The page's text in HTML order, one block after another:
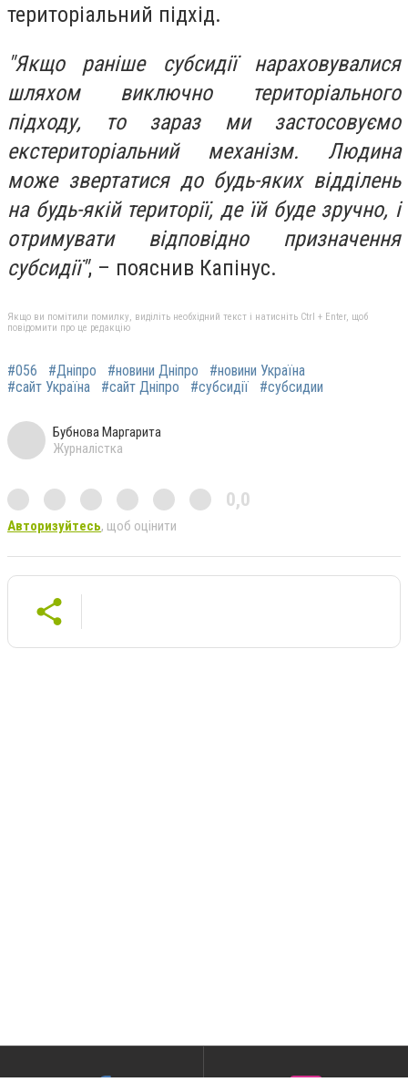
територіальний підхід.
"Якщо раніше субсидії нараховувалися
шляхом виключно територіального
підходу, то зараз ми застосовуємо
екстериторіальний механізм. Людина
може звертатися до будь-яких відділень
на будь-якій території, де їй буде зручно, і
отримувати відповідно призначення
субсидії", – пояснив Капінус.
Якщо ви помітили помилку, виділіть необхідний текст і натисніть Ctrl + Enter, щоб
повідомити про це редакцію
#056 #Дніпро #новини Дніпро
#новини Україна
#сайт Україна
#сайт Дніпро #субсидії #субсидии
Бубнова Маргарита
Журналістка
0,0
Авторизуйтесь, щоб оцінити